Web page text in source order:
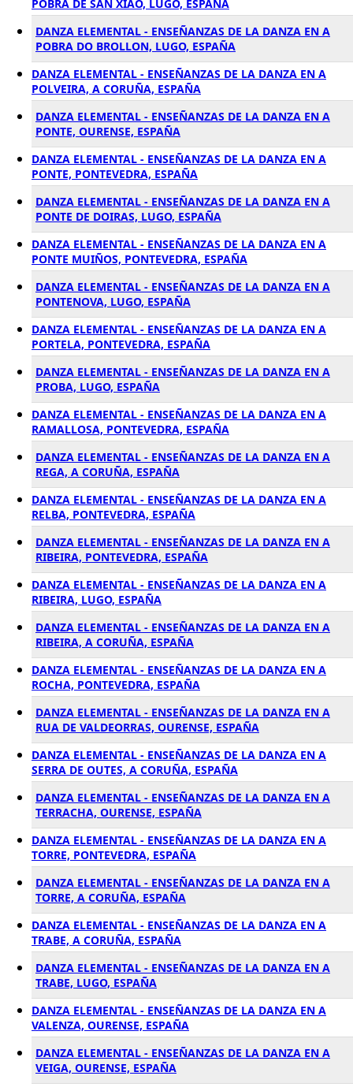
POBRA DE SAN XIAO, LUGO, ESPAÑA
DANZA ELEMENTAL - ENSEÑANZAS DE LA DANZA EN A
POBRA DO BROLLON, LUGO, ESPAÑA
DANZA ELEMENTAL - ENSEÑANZAS DE LA DANZA EN A
POLVEIRA, A CORUÑA, ESPAÑA
DANZA ELEMENTAL - ENSEÑANZAS DE LA DANZA EN A
PONTE, OURENSE, ESPAÑA
DANZA ELEMENTAL - ENSEÑANZAS DE LA DANZA EN A
PONTE, PONTEVEDRA, ESPAÑA
DANZA ELEMENTAL - ENSEÑANZAS DE LA DANZA EN A
PONTE DE DOIRAS, LUGO, ESPAÑA
DANZA ELEMENTAL - ENSEÑANZAS DE LA DANZA EN A
PONTE MUIÑOS, PONTEVEDRA, ESPAÑA
DANZA ELEMENTAL - ENSEÑANZAS DE LA DANZA EN A
PONTENOVA, LUGO, ESPAÑA
DANZA ELEMENTAL - ENSEÑANZAS DE LA DANZA EN A
PORTELA, PONTEVEDRA, ESPAÑA
DANZA ELEMENTAL - ENSEÑANZAS DE LA DANZA EN A
PROBA, LUGO, ESPAÑA
DANZA ELEMENTAL - ENSEÑANZAS DE LA DANZA EN A
RAMALLOSA, PONTEVEDRA, ESPAÑA
DANZA ELEMENTAL - ENSEÑANZAS DE LA DANZA EN A
REGA, A CORUÑA, ESPAÑA
DANZA ELEMENTAL - ENSEÑANZAS DE LA DANZA EN A
RELBA, PONTEVEDRA, ESPAÑA
DANZA ELEMENTAL - ENSEÑANZAS DE LA DANZA EN A
RIBEIRA, PONTEVEDRA, ESPAÑA
DANZA ELEMENTAL - ENSEÑANZAS DE LA DANZA EN A
RIBEIRA, LUGO, ESPAÑA
DANZA ELEMENTAL - ENSEÑANZAS DE LA DANZA EN A
RIBEIRA, A CORUÑA, ESPAÑA
DANZA ELEMENTAL - ENSEÑANZAS DE LA DANZA EN A
ROCHA, PONTEVEDRA, ESPAÑA
DANZA ELEMENTAL - ENSEÑANZAS DE LA DANZA EN A
RUA DE VALDEORRAS, OURENSE, ESPAÑA
DANZA ELEMENTAL - ENSEÑANZAS DE LA DANZA EN A
SERRA DE OUTES, A CORUÑA, ESPAÑA
DANZA ELEMENTAL - ENSEÑANZAS DE LA DANZA EN A
TERRACHA, OURENSE, ESPAÑA
DANZA ELEMENTAL - ENSEÑANZAS DE LA DANZA EN A
TORRE, PONTEVEDRA, ESPAÑA
DANZA ELEMENTAL - ENSEÑANZAS DE LA DANZA EN A
TORRE, A CORUÑA, ESPAÑA
DANZA ELEMENTAL - ENSEÑANZAS DE LA DANZA EN A
TRABE, A CORUÑA, ESPAÑA
DANZA ELEMENTAL - ENSEÑANZAS DE LA DANZA EN A
TRABE, LUGO, ESPAÑA
DANZA ELEMENTAL - ENSEÑANZAS DE LA DANZA EN A
VALENZA, OURENSE, ESPAÑA
DANZA ELEMENTAL - ENSEÑANZAS DE LA DANZA EN A
VEIGA, OURENSE, ESPAÑA